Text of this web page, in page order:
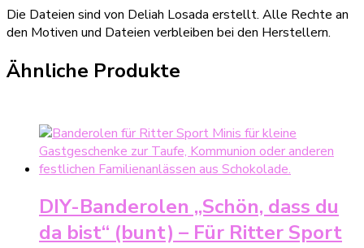
Die Dateien sind von Deliah Losada erstellt. Alle Rechte an
den Motiven und Dateien verbleiben bei den Herstellern.
Ähnliche Produkte
DIY-Banderolen „Schön, dass du
da bist“ (bunt) – Für Ritter Sport